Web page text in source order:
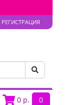
РЕГИСТРАЦИЯ
0 р. 0